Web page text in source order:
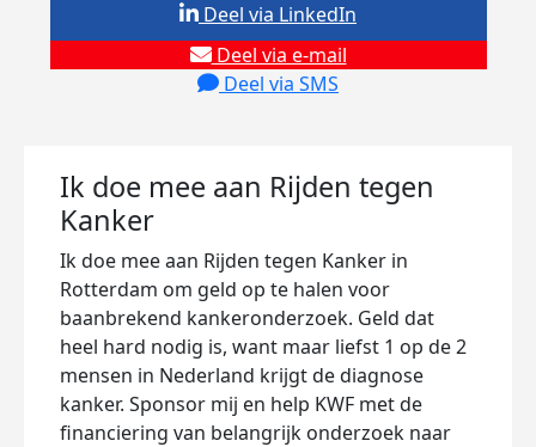
Deel via e-mail
Deel via SMS
Deel via LinkedIn
Ik doe mee aan Rijden tegen
Kanker
Ik doe mee aan Rijden tegen Kanker in
Rotterdam om geld op te halen voor
baanbrekend kankeronderzoek. Geld dat
heel hard nodig is, want maar liefst 1 op de 2
mensen in Nederland krijgt de diagnose
kanker. Sponsor mij en help KWF met de
financiering van belangrijk onderzoek naar